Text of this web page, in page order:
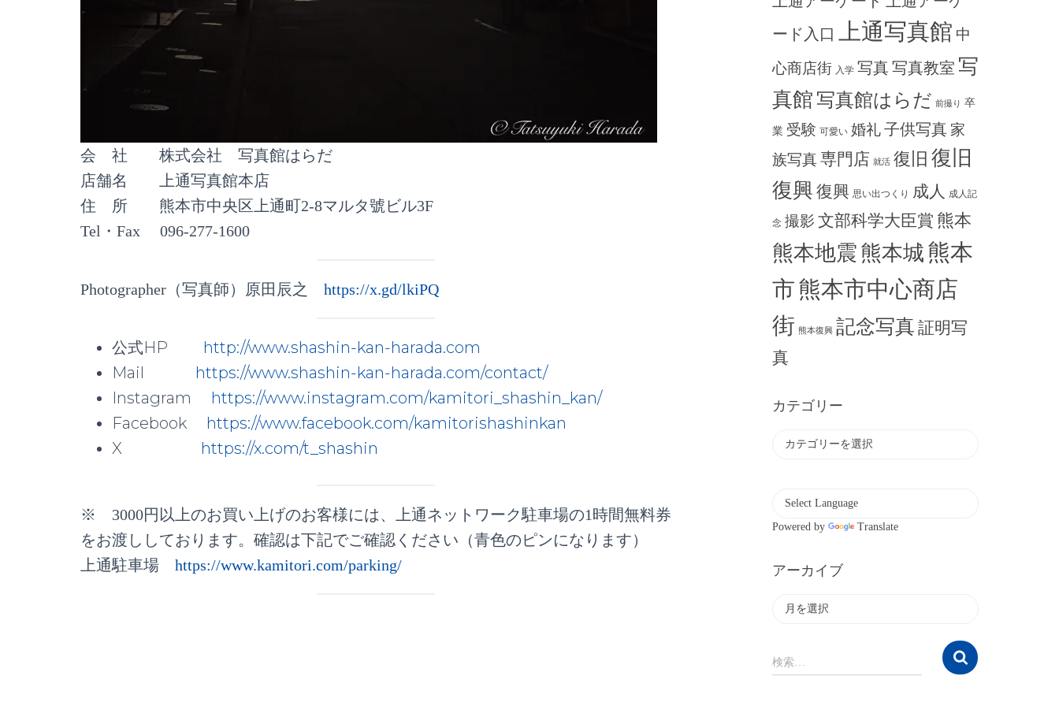
会 社 株式会社 写真館はらだ
店舗名 上通写真館本店
住 所 熊本市中央区上通町2-8マルタ號ビル3F
Tel・Fax 096-277-1600
Photographer（写真師）原田辰之 https://x.gd/lkiPQ
公式HP http://www.shashin-kan-harada.com
Mail https://www.shashin-kan-harada.com/contact/
Instagram https://www.instagram.com/kamitori_shashin_kan/
Facebook https://www.facebook.com/kamitorishashinkan
X https://x.com/t_shashin
※ 3000円以上のお買い上げのお客様には、上通ネットワーク駐車場の1時間無料券
をお渡ししております。確認は下記でご確認ください（青色のピンになります）
上通駐車場 https://www.kamitori.com/parking/
ード入口
上通写真館 中
心商店街 入学 写真 写真教室 写
真館 写真館はらだ 前撮り 卒
業 受験 可愛い 婚礼 子供写真 家
族写真 専門店 就活 復旧 復旧
復興 復興 思い出つくり 成人 成人記
念 撮影 文部科学大臣賞 熊本
熊本地震 熊本城 熊本
市熊本市中心商店
街 熊本復興 記念写真 証明写
真
カテゴリー
Powered by
Translate
アーカイブ
イ
ブ
検
索
検索…